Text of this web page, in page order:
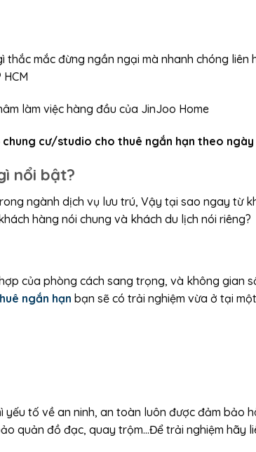
thắc mắc đừng ngần ngại mà nhanh chóng
HCM
làm việc hàng đầu của JinJoo Home
chung cư/studio cho thuê ngắn hạn theo ngày
nổi bật?
ngành dịch vụ lưu trú, Vậy tại sao ngay từ
hàng nói chung và khách du lịch nói riêng?
của phòng cách sang trọng, và không gian
ngắn hạn bạn sẽ có trải nghiệm vừa ở tại
yếu tố về an ninh, an toàn luôn được đảm bảo
quản đồ đạc, quay trộm…Để trải nghiệm hãy